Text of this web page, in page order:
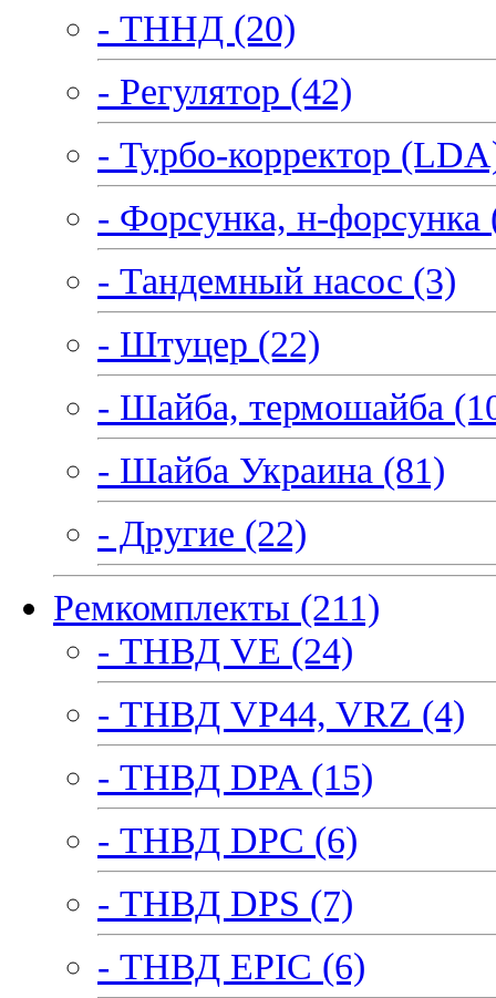
- ТННД (20)
- Регулятор (42)
- Турбо-корректор
- Форсунка, н-форсунка
- Тандемный насос (3)
- Штуцер (22)
- Шайба, термошайба
- Шайба Украина (81)
- Другие (22)
Ремкомплекты (211)
- ТНВД VE (24)
- ТНВД VP44, VRZ (4)
- ТНВД DPA (15)
- ТНВД DPC (6)
- ТНВД DPS (7)
- ТНВД EPIC (6)